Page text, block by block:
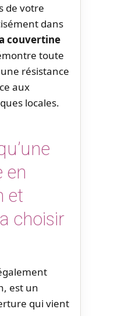
de votre
dans
couvertine
toute
résistance
aux
locales.
en
et
choisir
est un
qui vient